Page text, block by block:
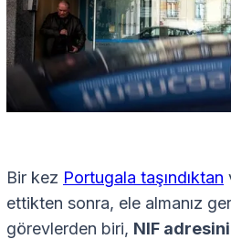
Bir kez Portugala taşındıktan
ettikten sonra, ele almanız
görevlerden biri, NIF